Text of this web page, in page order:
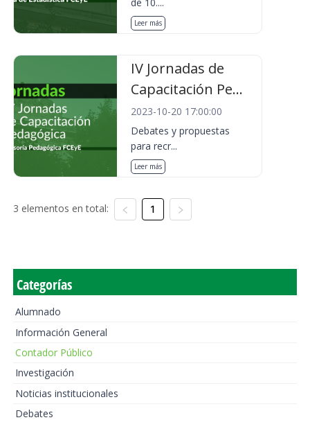
Leer más
IV Jornadas de
Capacitación Pe...
2023-10-20 17:00:00
Debates y propuestas
para recr...
Leer más
3 elementos en total: 1
Categorías
Alumnado
Información General
Contador Público
Investigación
Noticias institucionales
Debates